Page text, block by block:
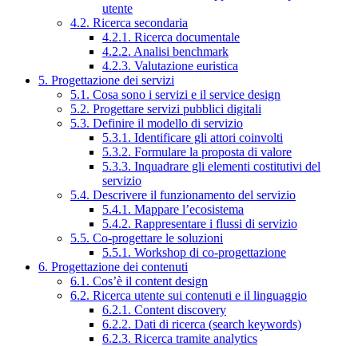
utente
4.2. Ricerca secondaria
4.2.1. Ricerca documentale
4.2.2. Analisi benchmark
4.2.3. Valutazione euristica
5. Progettazione dei servizi
5.1. Cosa sono i servizi e il service design
5.2. Progettare servizi pubblici digitali
5.3. Definire il modello di servizio
5.3.1. Identificare gli attori coinvolti
5.3.2. Formulare la proposta di valore
5.3.3. Inquadrare gli elementi costitutivi del
servizio
5.4. Descrivere il funzionamento del servizio
5.4.1. Mappare l’ecosistema
5.4.2. Rappresentare i flussi di servizio
5.5. Co-progettare le soluzioni
5.5.1. Workshop di co-progettazione
6. Progettazione dei contenuti
6.1. Cos’è il content design
6.2. Ricerca utente sui contenuti e il linguaggio
6.2.1. Content discovery
6.2.2. Dati di ricerca (search keywords)
6.2.3. Ricerca tramite analytics